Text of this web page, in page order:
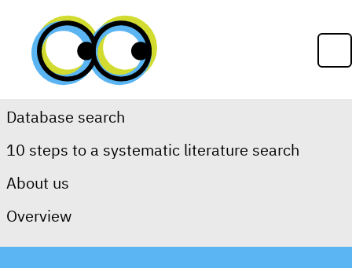
Database search
10 steps to a systematic literature search
About us
Overview